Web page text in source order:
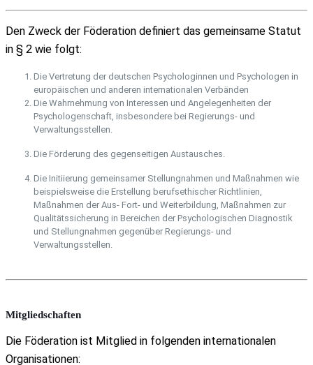
Den Zweck der Föderation definiert das gemeinsame Statut
in § 2 wie folgt:
Die Vertretung der deutschen Psychologinnen und Psychologen in
europäischen und anderen internationalen Verbänden
Die Wahrnehmung von Interessen und Angelegenheiten der
Psychologenschaft, insbesondere bei Regierungs- und
Verwaltungsstellen.
Die Förderung des gegenseitigen Austausches.
Die Initiierung gemeinsamer Stellungnahmen und Maßnahmen wie
beispielsweise die Erstellung berufsethischer Richtlinien,
Maßnahmen der Aus- Fort- und Weiterbildung, Maßnahmen zur
Qualitätssicherung in Bereichen der Psychologischen Diagnostik
und Stellungnahmen gegenüber Regierungs- und
Verwaltungsstellen.
Mitgliedschaften
Die Föderation ist Mitglied in folgenden internationalen
Organisationen: